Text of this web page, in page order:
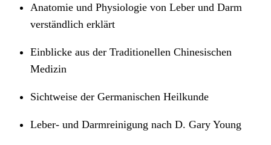
Anatomie und Physiologie von Leber und Darm
verständlich erklärt
Einblicke aus der Traditionellen Chinesischen
Medizin
Sichtweise der Germanischen Heilkunde
Leber- und Darmreinigung nach D. Gary Young